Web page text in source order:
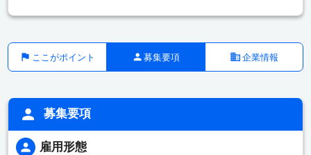
ここがポイント 募集要項 企業情報
募集要項
雇用形態